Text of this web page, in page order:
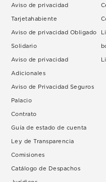
Aviso de privacidad
Tarjetahabiente
Aviso de privacidad Obligado
Solidario
Aviso de privacidad
Adicionales
Aviso de Privacidad Seguros
Palacio
Contrato
Guía de estado de cuenta
Ley de Transparencia
Comisiones
Catálogo de Despachos